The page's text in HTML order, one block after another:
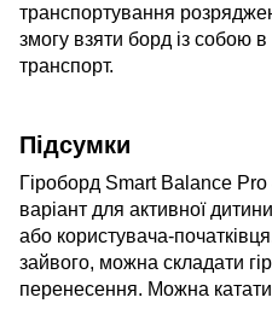
транспортування
змогу взяти борд із собою
транспорт.
Підсумки
Гіроборд Smart Balance
варіант для активної
або користувача-
зайвого, можна складати
перенесення. Можна